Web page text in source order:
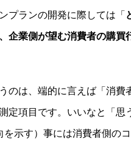
プランの開発に際しては「
企業側が望む消費者の購買
のは、端的に言えば「消
定項目です。いいなと「思
示す）事には消費者側の